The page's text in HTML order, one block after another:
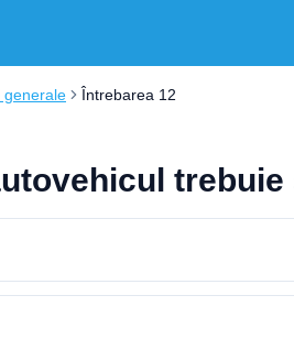
generale Întrebarea 12